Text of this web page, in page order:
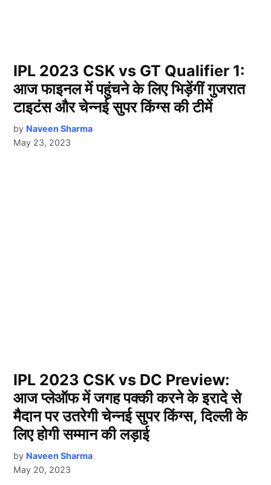
IPL 2023 CSK vs GT Qualifier 1:
आज फाइनल में पहुंचने के लिए भिड़ेंगीं गुजरात
टाइटंस और चेन्नई सुपर किंग्स की टीमें
by Naveen Sharma
May 23, 2023
IPL 2023 CSK vs DC Preview:
आज प्लेऑफ में जगह पक्की करने के इरादे से
मैदान पर उतरेगी चेन्नई सुपर किंग्स, दिल्ली के
लिए होगी सम्मान की लड़ाई
by Naveen Sharma
May 20, 2023